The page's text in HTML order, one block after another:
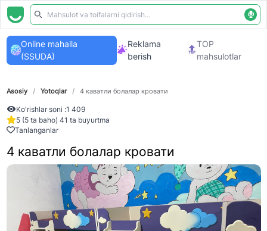
Online mahalla
(SSUDA)
Reklama
berish
TOP
mahsulotlar
Asosiy / Yotoqlar / 4 каватли болалар кровати
Ko'rishlar soni :1 409
5 (5 ta baho) 41 ta buyurtma
Tanlanganlar
4 каватли болалар кровати